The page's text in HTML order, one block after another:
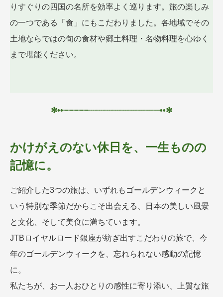
りすぐりの四国の名所を効率よく巡ります。旅の楽しみ
の一つである「食」にもこだわりました。各地域でその
土地ならではの旬の食材や郷土料理・名物料理を心ゆく
まで堪能ください。
✼••┈┈┈┈┈┈┈┈┈┈┈┈┈┈••✼
かけがえのない休日を、一生ものの
記憶に。
ご紹介した3つの旅は、いずれもゴールデンウィークと
いう特別な季節だからこそ出会える、日本の美しい風景
と文化、そして美食に満ちています。
JTBロイヤルロード銀座が紡ぎ出すこだわりの旅で、今
年のゴールデンウィークを、忘れられない感動の記憶
に。
私たちが、お一人おひとりの感性に寄り添い、上質な旅